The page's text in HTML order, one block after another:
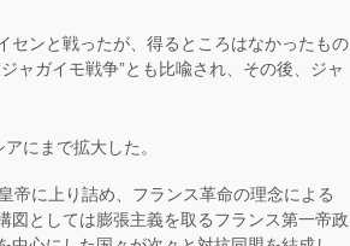
センと戦ったが、得るところはなかったもの
ャガイモ戦争”とも比喩され、その後、ジャ
にまで拡大した。
帝に上り詰め、フランス革命の理念による
図としては膨張主義を取るフランス第一帝政